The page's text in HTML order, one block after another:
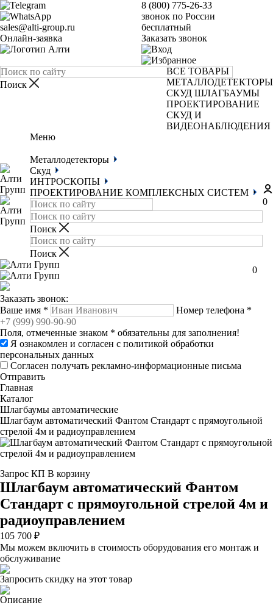
sales@alti-group.ru
Онлайн-заявка
8 (800) 775-26-33
звонок по России
бесплатный
Заказать звонок
ВСЕ ТОВАРЫ
МЕТАЛЛОДЕТЕКТОРЫ
СКУД ШЛАГБАУМЫ
ПРОЕКТИРОВАНИЕ
СКУД И
ВИДЕОНАБЛЮДЕНИЯ
Меню
Металлодетекторы
Скуд
ИНТРОСКОПЫ
ПРОЕКТИРОВАНИЕ КОМПЛЕКСНЫХ СИСТЕМ
0
0
Заказать звонок:
Ваше имя * Номер телефона *
Поля, отмеченные знаком * обязательны для заполнения!
Я ознакомлен и согласен с политикой обработки
персональных данных
Согласен получать рекламно-информационные письма
Отправить
Главная
Каталог
Шлагбаумы автоматические
Шлагбаум автоматический Фантом Стандарт с прямоугольной
стрелой 4м и радиоуправлением
Запрос КП В корзину
Шлагбаум автоматический Фантом
Стандарт с прямоугольной стрелой 4м и
радиоуправлением
105 700 ₽
Мы можем включить в стоимость оборудования его монтаж и
обслуживание
Запросить скидку на этот товар
Описание